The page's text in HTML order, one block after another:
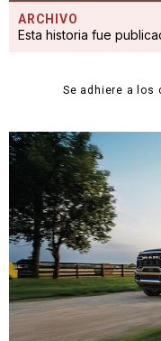
ARCHIVO
Esta historia fue
Se adhiere a los